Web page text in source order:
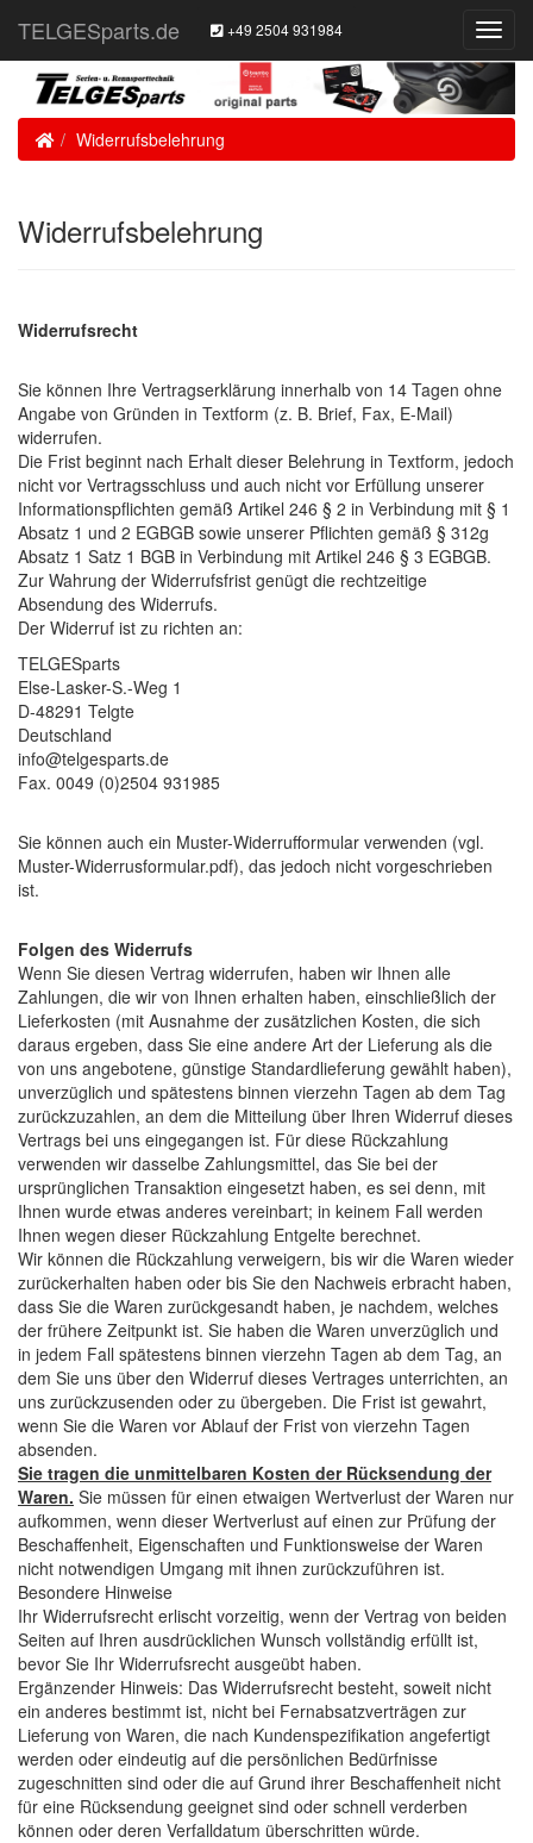
TELGESparts.de +49 2504 931984
HomeWiderrufsbelehrung
Widerrufsbelehrung
Widerrufsrecht
Sie können Ihre Vertragserklärung innerhalb von 14 Tagen ohne
Angabe von Gründen in Textform (z. B. Brief, Fax, E-Mail)
widerrufen.
Die Frist beginnt nach Erhalt dieser Belehrung in Textform, jedoch
nicht vor Vertragsschluss und auch nicht vor Erfüllung unserer
Informationspflichten gemäß Artikel 246 § 2 in Verbindung mit § 1
Absatz 1 und 2 EGBGB sowie unserer Pflichten gemäß § 312g
Absatz 1 Satz 1 BGB in Verbindung mit Artikel 246 § 3 EGBGB.
Zur Wahrung der Widerrufsfrist genügt die rechtzeitige
Absendung des Widerrufs.
Der Widerruf ist zu richten an:
TELGESparts
Else-Lasker-S.-Weg 1
D-48291 Telgte
Deutschland
info@telgesparts.de
Fax. 0049 (0)2504 931985
Sie können auch ein Muster-Widerrufformular verwenden (vgl.
Muster-Widerrusformular.pdf), das jedoch nicht vorgeschrieben
ist.
Folgen des Widerrufs
Wenn Sie diesen Vertrag widerrufen, haben wir Ihnen alle
Zahlungen, die wir von Ihnen erhalten haben, einschließlich der
Lieferkosten (mit Ausnahme der zusätzlichen Kosten, die sich
daraus ergeben, dass Sie eine andere Art der Lieferung als die
von uns angebotene, günstige Standardlieferung gewählt haben),
unverzüglich und spätestens binnen vierzehn Tagen ab dem Tag
zurückzuzahlen, an dem die Mitteilung über Ihren Widerruf dieses
Vertrags bei uns eingegangen ist. Für diese Rückzahlung
verwenden wir dasselbe Zahlungsmittel, das Sie bei der
ursprünglichen Transaktion eingesetzt haben, es sei denn, mit
Ihnen wurde etwas anderes vereinbart; in keinem Fall werden
Ihnen wegen dieser Rückzahlung Entgelte berechnet.
Wir können die Rückzahlung verweigern, bis wir die Waren wieder
zurückerhalten haben oder bis Sie den Nachweis erbracht haben,
dass Sie die Waren zurückgesandt haben, je nachdem, welches
der frühere Zeitpunkt ist. Sie haben die Waren unverzüglich und
in jedem Fall spätestens binnen vierzehn Tagen ab dem Tag, an
dem Sie uns über den Widerruf dieses Vertrages unterrichten, an
uns zurückzusenden oder zu übergeben. Die Frist ist gewahrt,
wenn Sie die Waren vor Ablauf der Frist von vierzehn Tagen
absenden.
Sie tragen die unmittelbaren Kosten der Rücksendung der
Waren. Sie müssen für einen etwaigen Wertverlust der Waren nur
aufkommen, wenn dieser Wertverlust auf einen zur Prüfung der
Beschaffenheit, Eigenschaften und Funktionsweise der Waren
nicht notwendigen Umgang mit ihnen zurückzuführen ist.
Besondere Hinweise
Ihr Widerrufsrecht erlischt vorzeitig, wenn der Vertrag von beiden
Seiten auf Ihren ausdrücklichen Wunsch vollständig erfüllt ist,
bevor Sie Ihr Widerrufsrecht ausgeübt haben.
Ergänzender Hinweis: Das Widerrufsrecht besteht, soweit nicht
ein anderes bestimmt ist, nicht bei Fernabsatzverträgen zur
Lieferung von Waren, die nach Kundenspezifikation angefertigt
werden oder eindeutig auf die persönlichen Bedürfnisse
zugeschnitten sind oder die auf Grund ihrer Beschaffenheit nicht
für eine Rücksendung geeignet sind oder schnell verderben
können oder deren Verfalldatum überschritten würde.